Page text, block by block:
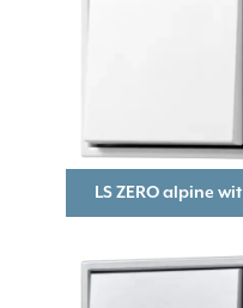
LS ZERO alpine wit